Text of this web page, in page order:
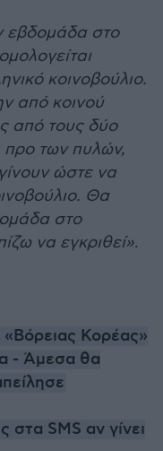
εβδομάδα στο
κοινοβούλιο.
από κοινού
από τους δύο
προ των πυλών,
ώστε να
Θα
στο
να εγκριθεί».
Κορέας»
- Άμεσα θα
SMS αν γίνει